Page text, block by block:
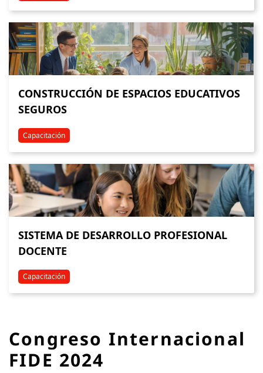
CONSTRUCCIÓN DE ESPACIOS EDUCATIVOS
SEGUROS
Capacitación
SISTEMA DE DESARROLLO PROFESIONAL
DOCENTE
Capacitación
Congreso Internacional
FIDE 2024